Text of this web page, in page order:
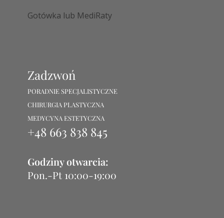
Gotówka lub MediRaty
Zadzwoń
PORADNIE SPECJALISTYCZNE
CHIRURGIA PLASTYCZNA
MEDYCYNA ESTETYCZNA
+48 663 838 845
Godziny otwarcia:
Pon.-Pt 10:00-19:00